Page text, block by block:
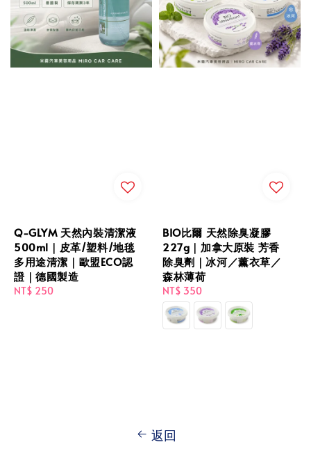
Q-GLYM 天然內裝清潔液
500ml｜皮革/塑料/地毯
多用途清潔｜歐盟ECO認
證｜德國製造
Regular
NT$ 250
BIO比爾 天然除臭凝膠
227g｜加拿大原裝 芳香
除臭劑｜冰河／薰衣草／
森林薄荷
Regular
price
NT$ 350
返回